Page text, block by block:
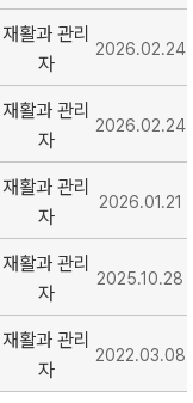
재활과 관리
자
2026.02.24
재활과 관리
자
2026.02.24
재활과 관리
자
2026.01.21
재활과 관리
자
2025.10.28
재활과 관리
자
2022.03.08